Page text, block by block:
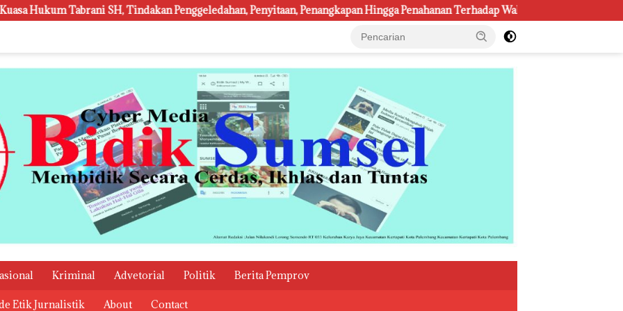
Tindakan Penggeledahan, Penyitaan, Penangkapan Hingga Penahanan Terhadap Wakil Bupati Pali Patut Diuji Melalui
Kriminal Advetorial Politik Berita Pemprov
Etik Jurnalistik About Contact